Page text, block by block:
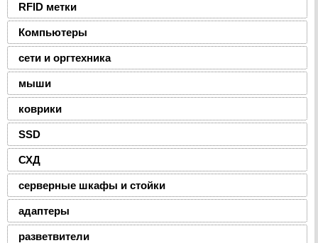
RFID метки
Компьютеры
сети и оргтехника
мыши
коврики
SSD
СХД
серверные шкафы и стойки
адаптеры
разветвители